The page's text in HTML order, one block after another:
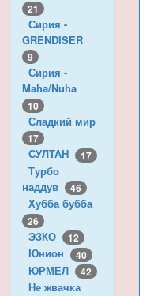
21
Сирия -
GRENDISER
9
Сирия -
Maha/Nuha
10
Сладкий мир
17
СУЛТАН 17
Турбо
наддув
46
Хубба бубба
26
ЭЗКО 12
Юнион 40
ЮРМЕЛ 42
Не жвачка